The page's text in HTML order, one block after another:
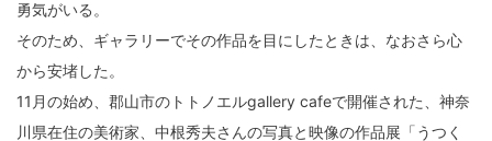
勇気がいる。
そのため、ギャラリーでその作品を目にしたときは、なおさら心
から安堵した。
11月の始め、郡山市のトトノエルgallery cafeで開催された、神奈
川県在住の美術家、中根秀夫さんの写真と映像の作品展「うつく